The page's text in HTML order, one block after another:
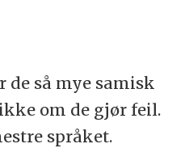
de så mye samisk
om de gjør feil.
språket.